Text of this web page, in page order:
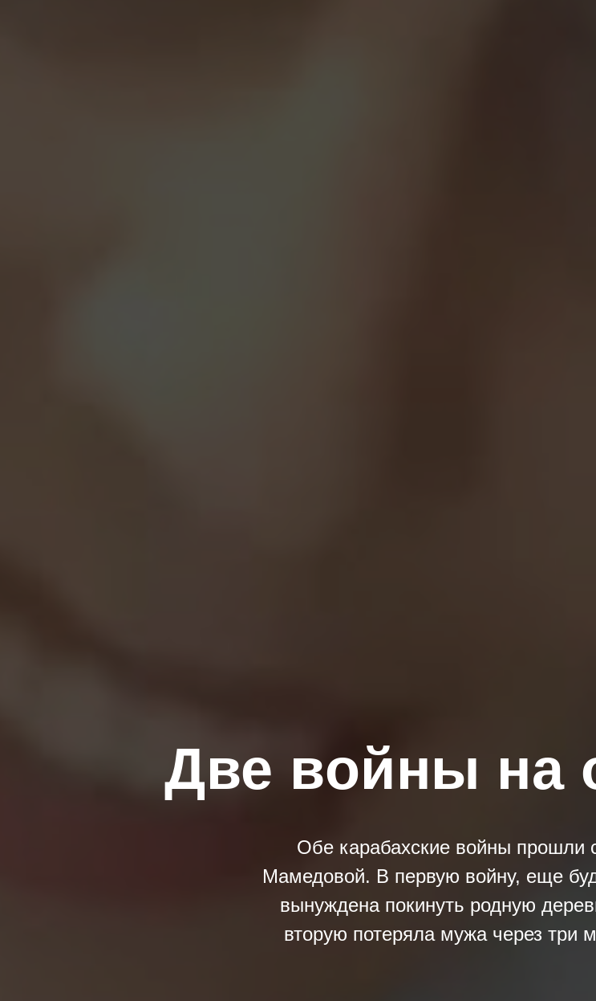
Две войны на
Обе карабахские войны прошли
Мамедовой. В первую войну, еще
вынуждена покинуть родную
вторую потеряла мужа через три